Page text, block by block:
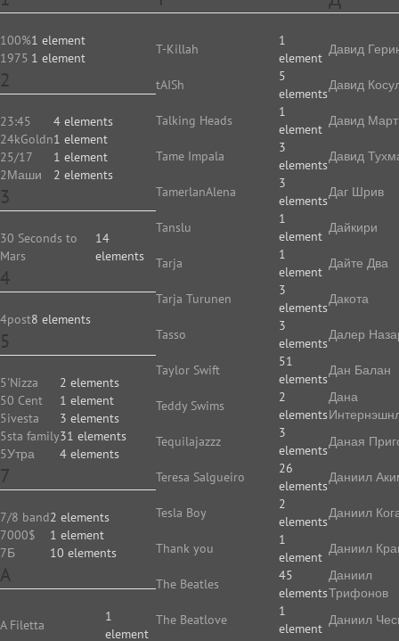
100%1 element
1975 1 element
2
23:45
4 elements
24kGoldn1 element
25/17
1 element
2Маши
2 elements
3
30 Seconds to
Mars
14
elements
4
4post8 elements
5
5'Nizza
2 elements
50 Cent
1 element
5ivesta
3 elements
5sta family31 elements
5Утра
4 elements
7
7/8 band2 elements
7000$
1 element
7Б
10 elements
A
A Filetta
1
element
T-Killah
1
element
tAISh
5
elements
Talking Heads
1
element
Tame Impala
3
elements
TamerlanAlena
3
elements
Tanslu
1
element
Tarja
1
element
Tarja Turunen
3
elements
Tasso
3
elements
Taylor Swift
51
elements
Teddy Swims
2
elements
Tequilajazzz
3
elements
Teresa Salgueiro
26
elements
Tesla Boy
2
elements
Thank you
1
element
The Beatles
45
elements
The Beatlove
1
element
Давид
Давид
Давид
Давид
Даг Шрив
Дайкири
Дайте Два
Дакота
Далер
Дан Балан
Дана
Даная
Даниил
Даниил
Даниил
Даниил
Трифонов
Даниил